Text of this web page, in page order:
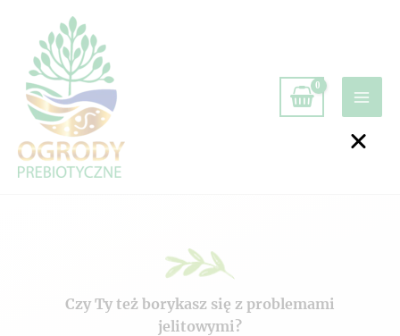
Czy Ty też borykasz się z problemami
jelitowymi?